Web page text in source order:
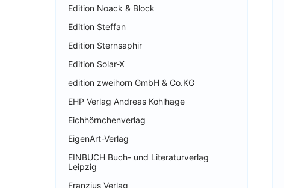
Edition Noack & Block
Edition Steffan
Edition Sternsaphir
Edition Solar-X
edition zweihorn GmbH & Co.KG
EHP Verlag Andreas Kohlhage
Eichhörnchenverlag
EigenArt-Verlag
EINBUCH Buch- und Literaturverlag
Leipzig
Franzius Verlag